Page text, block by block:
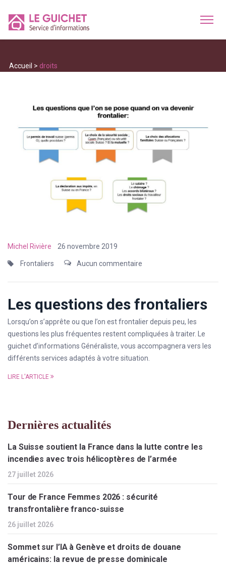
Accueil > droits
Michel Rivière 26 novembre 2019
Frontaliers Aucun commentaire
Les questions des frontaliers
Lorsqu’on s’apprête ou que l’on est frontalier depuis peu, les
questions les plus fréquentes restent compliquées à traiter. Le
guichet d’informations Généraliste, vous accompagnera vers les
différents services adaptés à votre situation.
LIRE L'ARTICLE
Dernières actualités
La Suisse soutient la France dans la lutte contre les
incendies avec trois hélicoptères de l’armée
27 juillet 2026
Tour de France Femmes 2026 : sécurité
transfrontalière franco-suisse
26 juillet 2026
Sommet sur l’IA à Genève et droits de douane
américains: la revue de presse dominicale